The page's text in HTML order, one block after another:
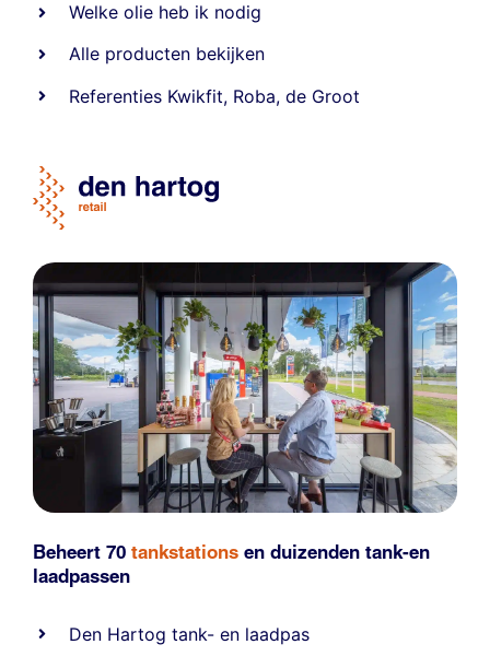
Welke olie heb ik nodig
Alle producten bekijken
Referenties Kwikfit, Roba,de Groot
Beheert 70 tankstations en duizenden tank-en
laadpassen
Den Hartog tank- en laadpas